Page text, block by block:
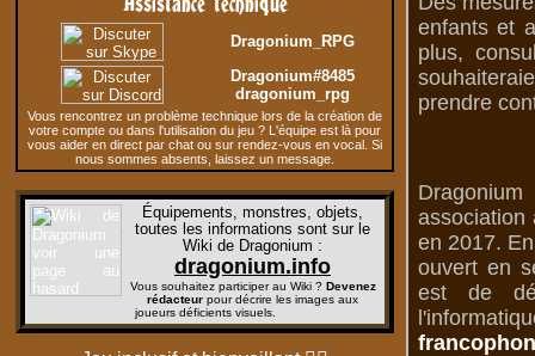
Dragonium_RPG
Dragonium#8485
dragonium_rpg
Vous rencontrez un problème technique lors de la création de
votre compte ou dans l'utilisation du jeu ? L'équipe est là pour
vous aider en direct par chat ou sur rendez-vous en vocal. Si
nous sommes absents, laissez un message.
Équipements, monstres, objets,
toutes les informations sont sur le
Wiki de Dragonium :
dragonium.info
Vous souhaitez participer au Wiki ? Devenez
rédacteur pour décrire les images aux
joueurs déficients visuels.
enfants et
plus,
prendre
en 2017.
ouvert en
est de